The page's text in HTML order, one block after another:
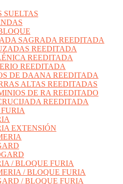
SUELTAS
SAGRADA REEDITADA
REEDITADA
REEDITADA
REEDITADA
DE DAANA REEDITADA
ALTAS REEDITADAS
DE RA REEDITADO
REEDITADA
EXTENSIÓN
/ BLOQUE FURIA
/ BLOQUE FURIA
/ BLOQUE FURIA